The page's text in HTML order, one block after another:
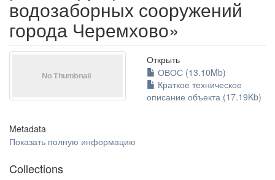
водозаборных сооружений
города Черемхово»
Открыть
ОВОС (13.10Mb)
Краткое техническое
описание объекта (17.19Kb)
Metadata
Показать полную информацию
Collections